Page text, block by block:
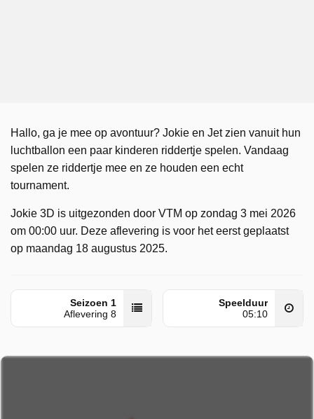
Hallo, ga je mee op avontuur? Jokie en Jet zien vanuit hun
luchtballon een paar kinderen riddertje spelen. Vandaag
spelen ze riddertje mee en ze houden een echt
tournament.
Jokie 3D is uitgezonden door VTM op zondag 3 mei 2026
om 00:00 uur. Deze aflevering is voor het eerst geplaatst
op maandag 18 augustus 2025.
Seizoen 1
Aflevering 8
Speelduur
05:10